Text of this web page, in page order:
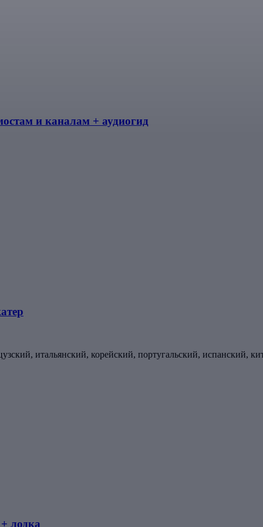
и каналам + аудиогид
итальянский, корейский, португальский, испанский,
лодка